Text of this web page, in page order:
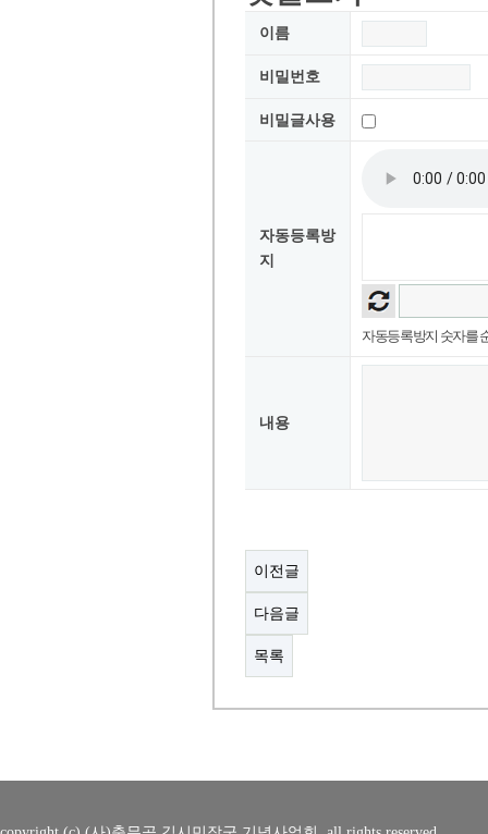
이름
비밀번호
비밀글사용
자동등록방
지
자동등록방지 숫자를
내용
이전글
다음글
목록